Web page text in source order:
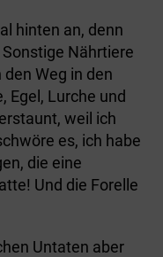
hinten an, denn
Nährtiere
Weg in den
Egel, Lurche und
weil ich
es, ich habe
die eine
Und die Forelle
Untaten aber